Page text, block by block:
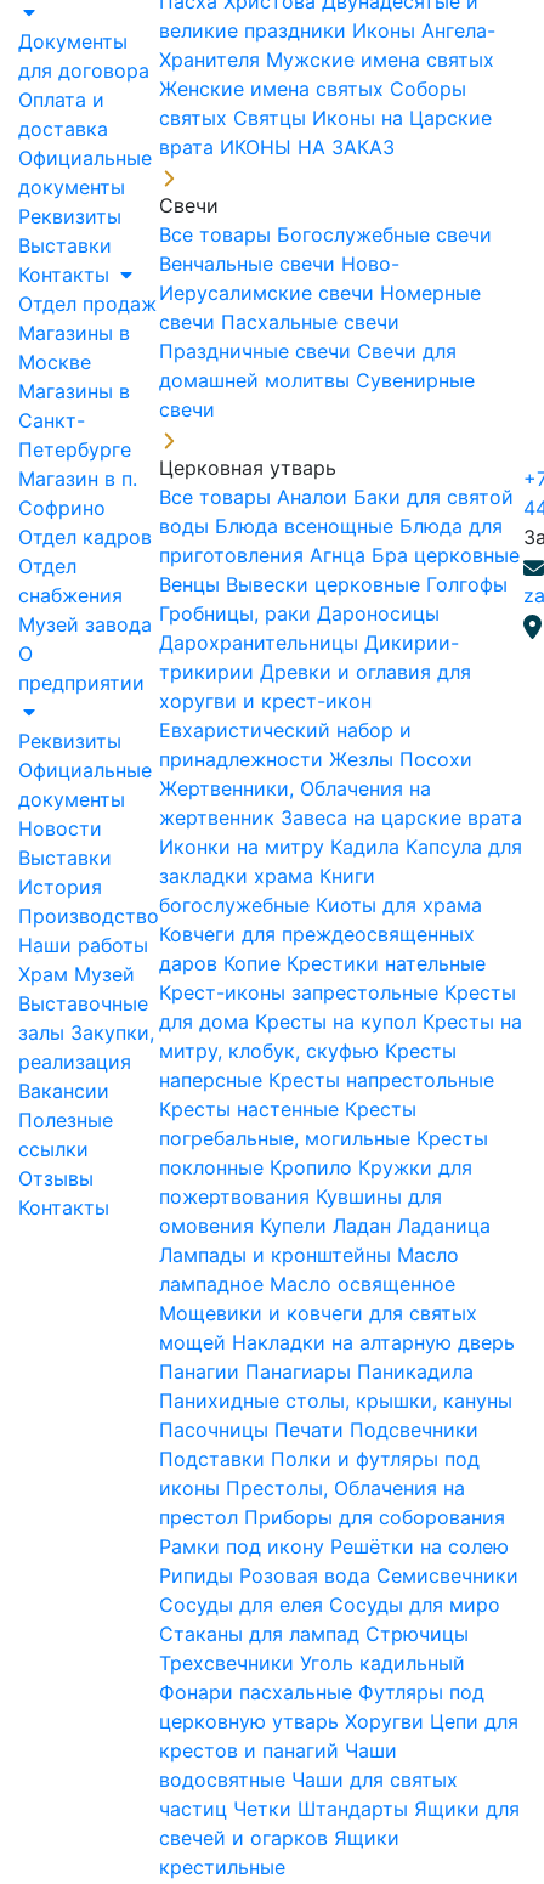
Документы
для договора
Оплата и
доставка
Официальные
документы
Реквизиты
Выставки
Контакты
Отдел продаж
Магазины в
Москве
Магазины в
Санкт-
Петербурге
Магазин в п.
Софрино
Отдел кадров
Отдел
снабжения
Музей завода
О
предприятии
Реквизиты
Официальные
документы
Новости
Выставки
История
Производство
Наши работы
Храм Музей
Выставочные
залы Закупки,
реализация
Вакансии
Полезные
ссылки
Отзывы
Контакты
великие праздники Иконы Ангела-
Хранителя Мужские имена святых
Женские имена святых Соборы
святых Святцы Иконы на Царские
врата ИКОНЫ НА ЗАКАЗ
Свечи
Все товары Богослужебные свечи
Венчальные свечи Ново-
Иерусалимские свечи Номерные
свечи Пасхальные свечи
Праздничные свечи Свечи для
домашней молитвы Сувенирные
свечи
Церковная утварь
Все товары Аналои Баки для святой
воды Блюда всенощные Блюда для
приготовления Агнца Бра церковные
Венцы Вывески церковные Голгофы
Гробницы, раки Дароносицы
Дарохранительницы Дикирии-
трикирии Древки и оглавия для
хоругви и крест-икон
Евхаристический набор и
принадлежности Жезлы Посохи
Жертвенники, Облачения на
жертвенник Завеса на царские врата
Иконки на митру Кадила Капсула для
закладки храма Книги
богослужебные Киоты для храма
Ковчеги для преждеосвященных
даров Копие Крестики нательные
Крест-иконы запрестольные Кресты
для дома Кресты на купол Кресты на
митру, клобук, скуфью Кресты
наперсные Кресты напрестольные
Кресты настенные Кресты
погребальные, могильные Кресты
поклонные Кропило Кружки для
пожертвования Кувшины для
омовения Купели Ладан Ладаница
Лампады и кронштейны Масло
лампадное Масло освященное
Мощевики и ковчеги для святых
мощей Накладки на алтарную дверь
Панагии Панагиары Паникадила
Панихидные столы, крышки, кануны
Пасочницы Печати Подсвечники
Подставки Полки и футляры под
иконы Престолы, Облачения на
престол Приборы для соборования
Рамки под икону Решётки на солею
Рипиды Розовая вода Семисвечники
Сосуды для елея Сосуды для миро
Стаканы для лампад Стрючицы
Трехсвечники Уголь кадильный
Фонари пасхальные Футляры под
церковную утварь Хоругви Цепи для
крестов и панагий Чаши
водосвятные Чаши для святых
частиц Четки Штандарты Ящики для
свечей и огарков Ящики
крестильные